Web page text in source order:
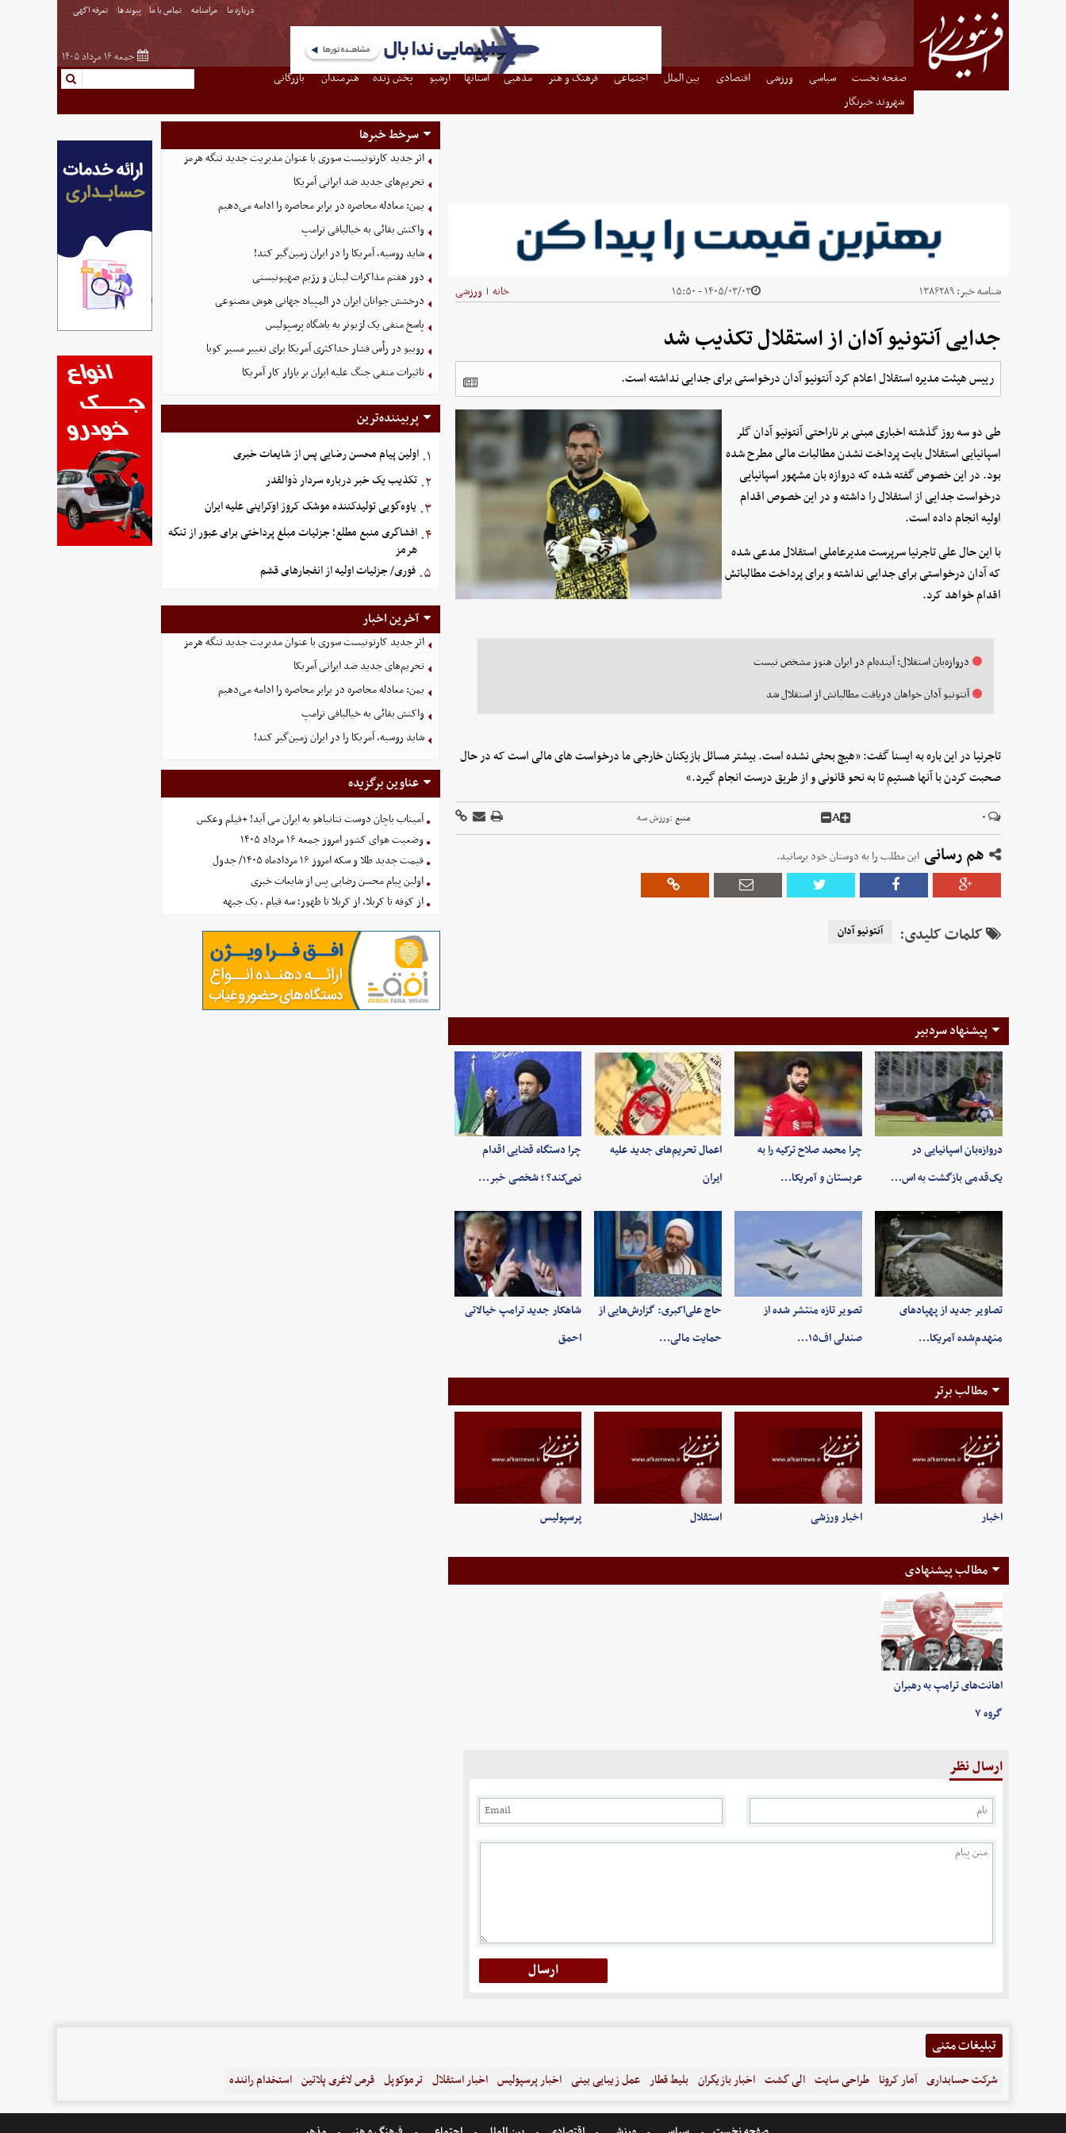
درباره ما مرامنامه تماس با ما پیوندها تعرفه اگهی
جمعه ۱۶ مرداد ۱۴۰۵
صفحه نخست سیاسی ورزشی اقتصادی بین الملل اجتماعی فرهنگ و هنر مذهبی استانها آرشیو پخش زنده هنرمندان
بازرگانی
شهروند خبرنگار
شناسه خبر:۱۳۸۶۲۸۹ ۱۴۰۵/۰۳/۰۳ - ۱۵:۵۰ خانه | ورزشی
جدایی آنتونیو آدان از استقلال تکذیب شد
رییس هیئت مدیره استقلال اعلام کرد آنتونیو آدان درخواستی برای جدایی نداشته است.
طی دو سه روز گذشته اخباری مبنی بر ناراحتی آنتونیو آدان گلر
اسپانیایی استقلال بابت پرداخت نشدن مطالبات مالی مطرح شده
بود. در این خصوص گفته شده که دروازه بان مشهور اسپانیایی
درخواست جدایی از استقلال را داشته و در این خصوص اقدام
اولیه انجام داده است.
با این حال علی تاجرنیا سرپرست مدیرعاملی استقلال مدعی شده
که آدان درخواستی برای جدایی نداشته و برای پرداخت مطالباتش
اقدام خواهد کرد.
دروازه‌بان استقلال: آینده‌ام در ایران هنوز مشخص نیست
آنتونیو آدان خواهان دریافت مطالباتش از استقلال شد
تاجرنیا در این باره به ایسنا گفت: «هیچ بحثی نشده است. بیشتر مسائل بازیکنان خارجی ما درخواست های مالی است که در حال
صحبت کردن با آنها هستیم تا به نحو قانونی و از طریق درست انجام گیرد.»
۰ A منبع :ورزش سه
هم رسانی این مطلب را به دوستان خود برسانید.
کلمات کلیدی: آنتونیو آدان
پیشنهاد سردبیر
دروازه‌بان اسپانیایی در
یک‌قدمی بازگشت به اس…
چرا محمد صلاح ترکیه را به
عربستان و آمریکا…
اعمال تحریم‌های جدید علیه
ایران
چرا دستگاه قضایی اقدام
نمی‌کند؟ ؛ شخصی خبر…
تصاویر جدید از پهپادهای
منهدم‌شده آمریکا…
تصویر تازه منتشر شده از
صندلی اف۱۵…
حاج علی‌اکبری: گزارش‌هایی از
حمایت مالی…
شاهکار جدید ترامپ خیالاتی
احمق
مطالب برتر
اخبار اخبار ورزشی استقلال پرسپولیس
مطالب پیشنهادی
اهانت‌های ترامپ به رهبران
گروه ۷
ارسال نظر
سرخط خبرها
اثر جدید کارتونیست سوری با عنوان مدیریت جدید تنگه هرمز
تحریم‌های جدید ضد ایرانی آمریکا
یمن: معادله محاصره در برابر محاصره را ادامه می‌دهیم
واکنش بقائی به خیالبافی ترامپ
شاید روسیه، آمریکا را در ایران زمین‌گیر کند!
دور هفتم مذاکرات لبنان و رژیم صهیونیستی
درخشش جوانان ایران در المپیاد جهانی هوش مصنوعی
پاسخ منفی یک لژیونر به باشگاه پرسپولیس
روبیو در رأس فشار حداکثری آمریکا برای تغییر مسیر کوبا
تاثیرات منفی جنگ علیه ایران بر بازار کار آمریکا
پربیننده‌ترین
۱. اولین پیام محسن رضایی پس از شایعات خبری
۲. تکذیب یک خبر درباره سردار ذوالقدر
۳. یاوه‌گویی تولیدکننده موشک کروز اوکراینی علیه ایران
۴. افشاگری منبع مطلع؛ جزئیات مبلغ پرداختی برای عبور از تنگه
هرمز
۵. فوری/ جزئیات اولیه از انفجارهای قشم
آخرین اخبار
اثر جدید کارتونیست سوری با عنوان مدیریت جدید تنگه هرمز
تحریم‌های جدید ضد ایرانی آمریکا
یمن: معادله محاصره در برابر محاصره را ادامه می‌دهیم
واکنش بقائی به خیالبافی ترامپ
شاید روسیه، آمریکا را در ایران زمین‌گیر کند!
عناوین برگزیده
آمیتاب باچان دوست نتانیاهو به ایران می آید! +فیلم وعکس
وضعیت هوای کشور امروز جمعه ۱۶ مرداد ۱۴۰۵
قیمت جدید طلا و سکه امروز ۱۶ مردادماه ۱۴۰۵/ جدول
اولین پیام محسن رضایی پس از شایعات خبری
از کوفه تا کربلا، از کربلا تا ظهور؛ سه قیام ، یک جبهه
تبلیغات متنی
شرکت حسابداری آمار کرونا طراحی سایت الی گشت اخبار بازیگران بلیط قطار عمل زیبایی بینی اخبار پرسپولیس اخبار استقلال ترموکوپل قرص لاغری پلاتین استخدام راننده